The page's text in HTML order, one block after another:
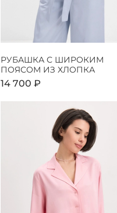
РУБАШКА С ШИРОКИМ
ПОЯСОМ ИЗ ХЛОПКА
14 700 ₽